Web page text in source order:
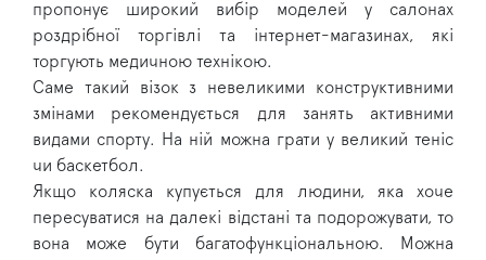
пропонує широкий вибір моделей у салонах
роздрібної торгівлі та інтернет-магазинах, які
торгують медичною технікою.
Саме такий візок з невеликими конструктивними
змінами рекомендується для занять активними
видами спорту. На ній можна грати у великий теніс
чи баскетбол.
Якщо коляска купується для людини, яка хоче
пересуватися на далекі відстані та подорожувати, то
вона може бути багатофункціональною. Можна